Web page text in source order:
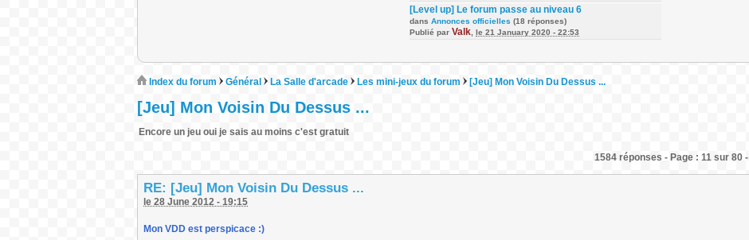
[Level up] Le forum passe au niveau 6
dans Annonces officielles (18 réponses)
Publié par Valk le 21 January 2020 - 22:53
Index du forum Général La Salle d'arcade Les mini-jeux du forum [Jeu] Mon Voisin Du Dessus ...
[Jeu] Mon Voisin Du Dessus ...
Encore un jeu oui je sais au moins c'est gratuit
1584 réponses - Page : 11 sur 80 -
RE: [Jeu] Mon Voisin Du Dessus ...
le 28 June 2012 - 19:15
Mon VDD est perspicace :)